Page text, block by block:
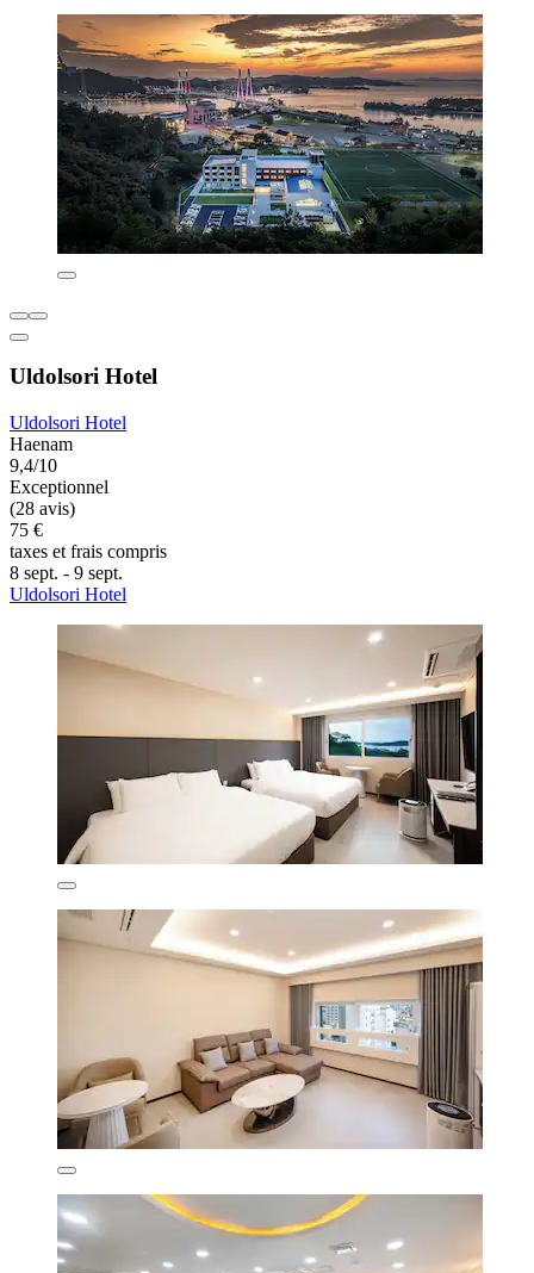
Uldolsori Hotel
Uldolsori Hotel
Haenam
9,4/10
Exceptionnel
(28 avis)
75 €
taxes et frais compris
8 sept. - 9 sept.
Uldolsori Hotel